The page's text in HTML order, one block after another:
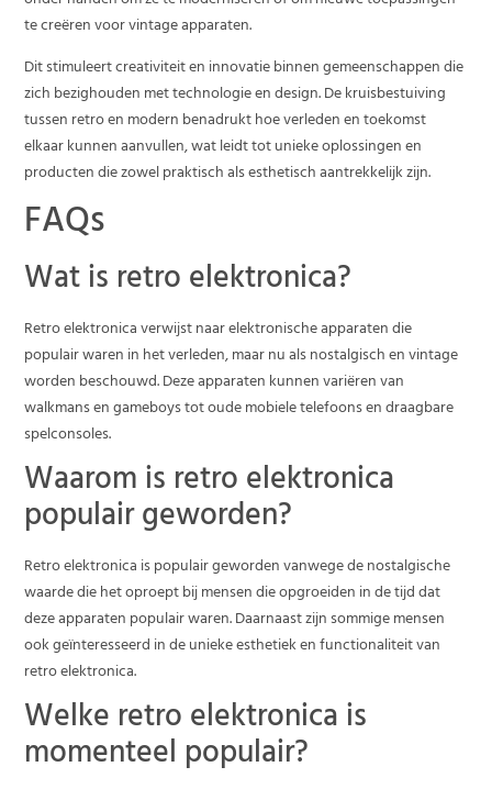
te creëren voor vintage apparaten.
Dit stimuleert creativiteit en innovatie binnen gemeenschappen die
zich bezighouden met technologie en design. De kruisbestuiving
tussen retro en modern benadrukt hoe verleden en toekomst
elkaar kunnen aanvullen, wat leidt tot unieke oplossingen en
producten die zowel praktisch als esthetisch aantrekkelijk zijn.
FAQs
Wat is retro elektronica?
Retro elektronica verwijst naar elektronische apparaten die
populair waren in het verleden, maar nu als nostalgisch en vintage
worden beschouwd. Deze apparaten kunnen variëren van
walkmans en gameboys tot oude mobiele telefoons en draagbare
spelconsoles.
Waarom is retro elektronica
populair geworden?
Retro elektronica is populair geworden vanwege de nostalgische
waarde die het oproept bij mensen die opgroeiden in de tijd dat
deze apparaten populair waren. Daarnaast zijn sommige mensen
ook geïnteresseerd in de unieke esthetiek en functionaliteit van
retro elektronica.
Welke retro elektronica is
momenteel populair?